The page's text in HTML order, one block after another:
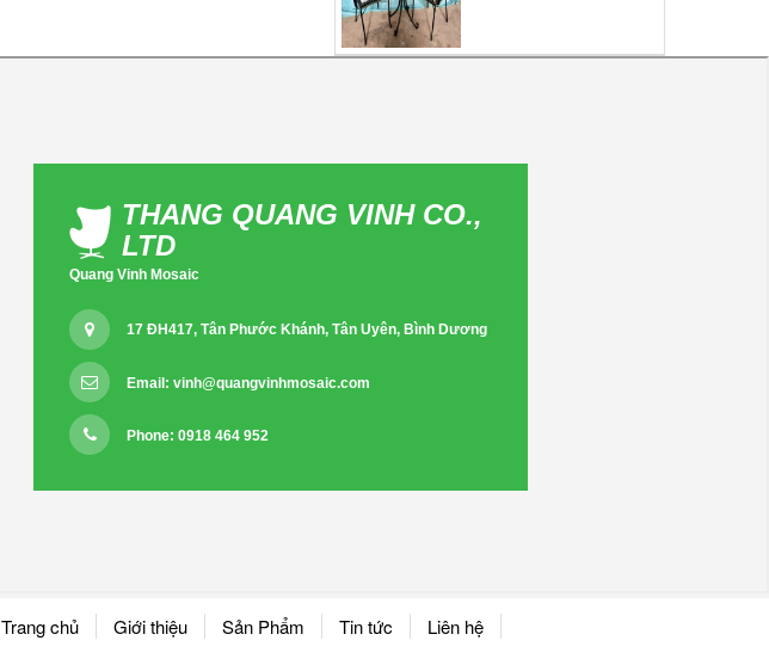
THANG QUANG VINH CO.,
LTD
Quang Vinh Mosaic
17 ĐH417, Tân Phước Khánh, Tân Uyên, Bình Dương
Email:vinh@quangvinhmosaic.com
Phone: 0918 464 952
Trang chủ Giới thiệu Sản Phẩm Tin tức Liên hệ